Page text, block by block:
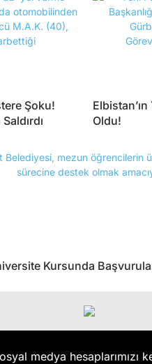
Şoku!
Oldu!
Kursunda
medya hesaplarımızı